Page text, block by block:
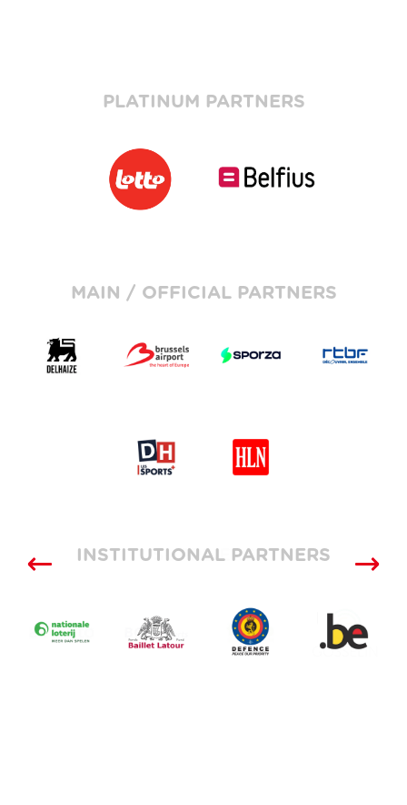
PLATINUM PARTNERS
MAIN / OFFICIAL PARTNERS
INSTITUTIONAL PARTNERS